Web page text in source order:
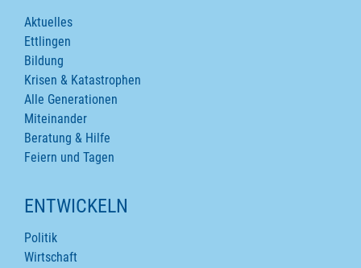
Aktuelles
Ettlingen
Bildung
Krisen & Katastrophen
Alle Generationen
Miteinander
Beratung & Hilfe
Feiern und Tagen
ENTWICKELN
Politik
Wirtschaft